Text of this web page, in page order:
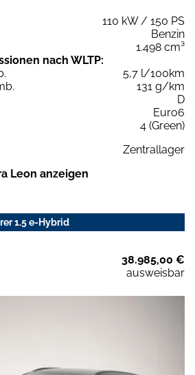
110 kW / 150 PS
Benzin
1.498 cm³
nach WLTP:
5,7 l/100km
131 g/km
D
Euro6
4 (Green)
Zentrallager
Leon anzeigen
1.5 e-Hybrid
38.985,00 €
ausweisbar